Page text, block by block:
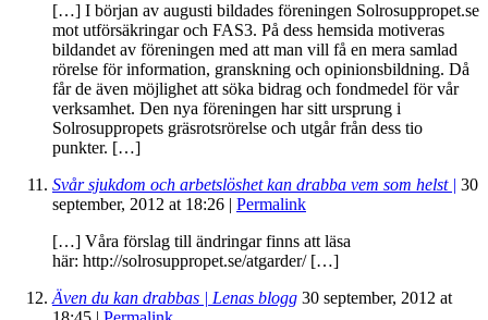
[…] I början av augusti bildades föreningen Solrosuppropet.se
mot utförsäkringar och FAS3. På dess hemsida motiveras
bildandet av föreningen med att man vill få en mera samlad
rörelse för information, granskning och opinionsbildning. Då
får de även möjlighet att söka bidrag och fondmedel för vår
verksamhet. Den nya föreningen har sitt ursprung i
Solrosuppropets gräsrotsrörelse och utgår från dess tio
punkter. […]
Svår sjukdom och arbetslöshet kan drabba vem som helst | 30
september, 2012 at 18:26 | Permalink
[…] Våra förslag till ändringar finns att läsa
här: http://solrosuppropet.se/atgarder/ […]
Även du kan drabbas | Lenas blogg 30 september, 2012 at